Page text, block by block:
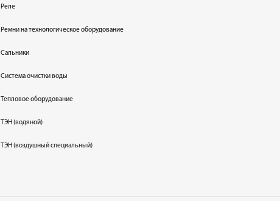
Реле
Ремни на технологическое оборудование
Сальники
Система очистки воды
Тепловое оборудование
ТЭН (водяной)
ТЭН (воздушный специальный)